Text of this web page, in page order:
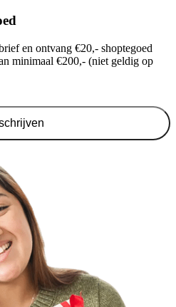
en ontvang €20,- shoptegoed
minimaal €200,- (niet geldig op